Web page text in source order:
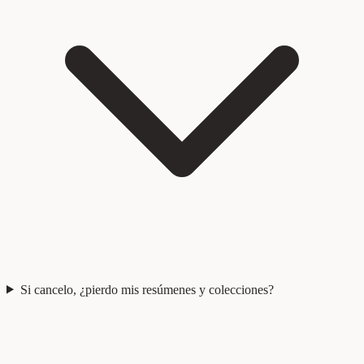
Si cancelo, ¿pierdo mis resúmenes y colecciones?